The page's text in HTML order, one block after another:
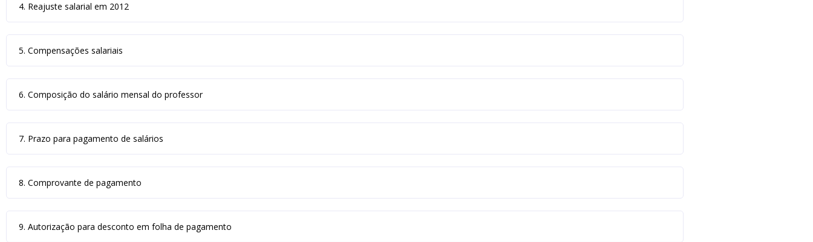
4. Reajuste salarial em 2012
5. Compensações salariais
6. Composição do salário mensal do professor
7. Prazo para pagamento de salários
8. Comprovante de pagamento
9. Autorização para desconto em folha de pagamento